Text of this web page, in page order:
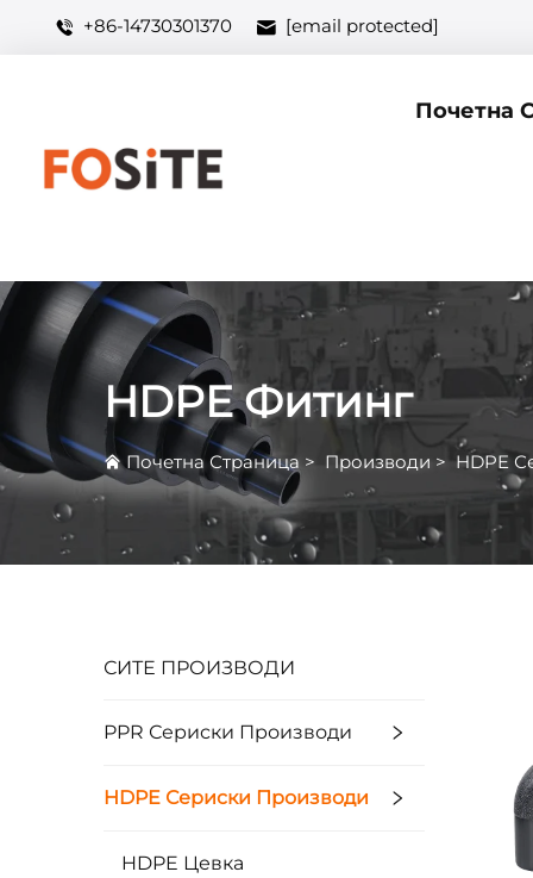
+86-14730301370 [email protected]
Почетна
HDPE Фитинг
Почетна Страница> Производи >HDPE
СИТЕ ПРОИЗВОДИ
PPR Сериски Производи
HDPE Сериски Производи
HDPE Цевка